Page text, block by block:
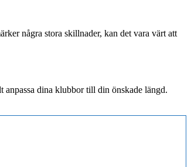
några stora skillnader, kan det vara värt att
dina klubbor till din önskade längd.